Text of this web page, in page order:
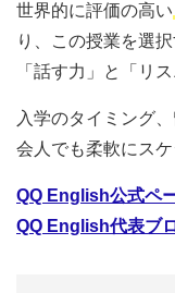
世界的に評価の高い
り、この授業を選
「話す力」と「リ
入学のタイミング
会人でも柔軟にス
QQ English公式ペ
QQ English代表ブ